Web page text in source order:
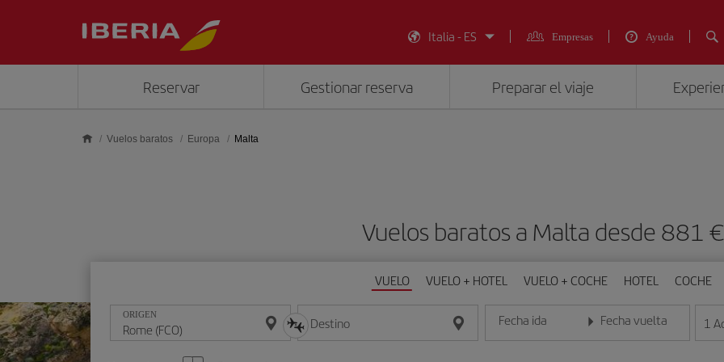
Italia - ES
Empresas Ayuda
Reservar Gestionar reserva Preparar el viaje
Vuelos baratos Europa Malta
Vuelos baratos a Malta desde 881
VUELO VUELO + HOTEL VUELO + COCHE HOTEL COCHE
ORIGEN Destino Fecha ida
Introduce la fecha en formato día/mes/año
Fecha vuelta
Introduce la fecha en 1